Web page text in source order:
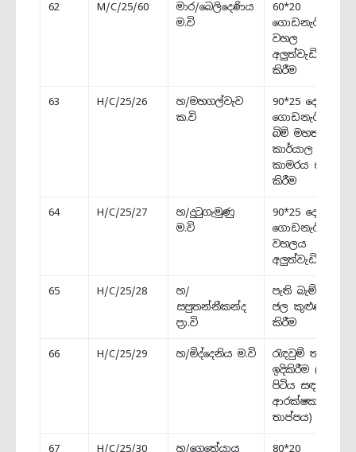
62 M/C/25/60
මාර/බෙලිදෙණිය
ම.වි
60*20
ගොඩනැගිල්ලේ
වහල
අලුත්වැඩියා
කිරීම
63 H/C/25/26
හ/මහගල්වැව
ක.වි
90*25 දෙමහල්
ගොඩනැගිල්ලේ
බිම් මහතල්
කාර්යාල
කාමරය සකස්
කිරීම
64 H/C/25/27
හ/දුටුගැමුණු
ම.වි
90*25 දෙමහල්
ගොඩනැගිල්ලේ
වහලය
අලුත්වැඩියාව
65 H/C/25/28
හ/
සපුතන්නීකන්ද
ප්‍රා.වි
පැති බැම්ම හා
ජල කුළුණ ඉදි
කිරීම
66 H/C/25/29 හ/මිද්දෙනිය ම.වි
රැඳවුම් තාප්පය
ඉදිකිරීම (ක්‍රීඩා
පිටිය සඳහා
ආරක්ෂක
තාප්පය)
67 H/C/25/30 හ/ගෙතේයාය 80*20